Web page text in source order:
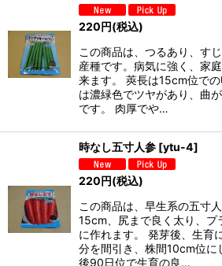
220円(税込)
この商品は、つるあり、す
産種です。病気に強く、家
来ます。 莢長は15cm位で
は濃緑色でツヤがあり、曲
です。 肉厚でや…
時なし五寸人参 [ytu-4]
220 円(税込)
この商品は、早生系の五寸
15cm、尻まで良く太り、プ
に作れます。 発芽後、生育
分を間引き、株間10cm位に
後90日位で生育の良…